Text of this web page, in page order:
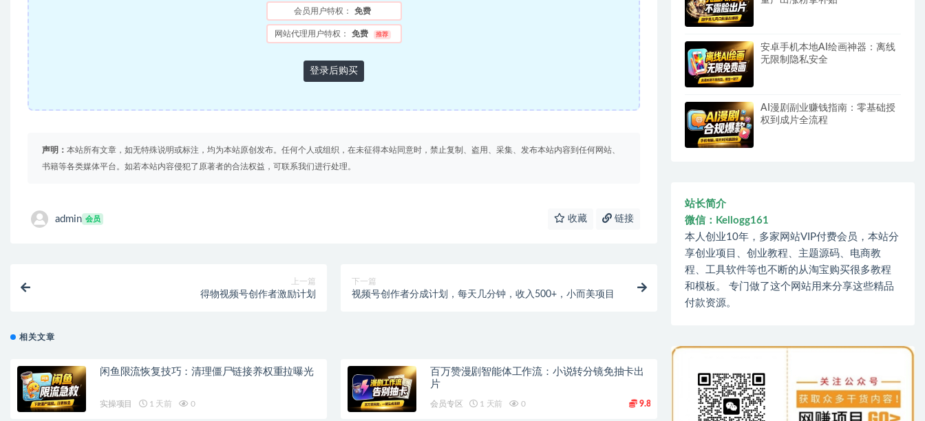
会员用户特权： 免费
网站代理用户特权： 免费 推荐
登录后购买
声明： 本站所有文章，如无特殊说明或标注，均为本站原创发布。任何个人或组织，在未征得本站同意时，禁止复制、盗用、采集、发布本站内容到任何网站、
书籍等各类媒体平台。如若本站内容侵犯了原著者的合法权益，可联系我们进行处理。
admin 会员 收藏 链接
上一篇
得物视频号创作者激励计划
下一篇
视频号创作者分成计划，每天几分钟，收入500+，小而美项目
相关文章
闲鱼限流恢复技巧：清理僵尸链接养权重拉曝光
实操项目 1 天前 0
百万赞漫剧智能体工作流：小说转分镜免抽卡出
片
会员专区 1 天前 0 9.8
安卓手机本地AI绘画神器：离线
无限制隐私安全
AI漫剧副业赚钱指南：零基础授
权到成片全流程
站长简介
微信：Kellogg161
本人创业10年，多家网站VIP付费会员，本站分
享创业项目、创业教程、主题源码、电商教
程、工具软件等也不断的从淘宝购买很多教程
和模板。 专门做了这个网站用来分享这些精品
付款资源。